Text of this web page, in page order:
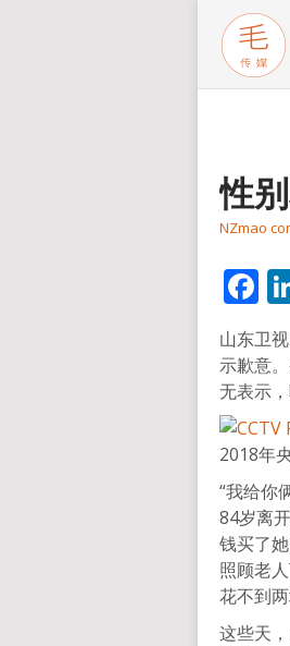
性
NZmao
山东卫
示歉意
无表示
2018年
“我给你
84岁离
钱买了
照顾老
花不到
这些天